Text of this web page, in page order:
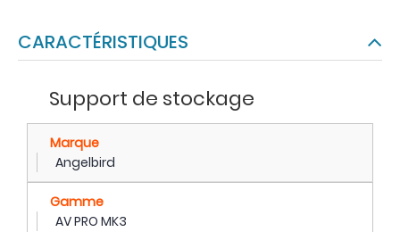
CARACTÉRISTIQUES
Support de stockage
Marque
Angelbird
Gamme
AV PRO MK3